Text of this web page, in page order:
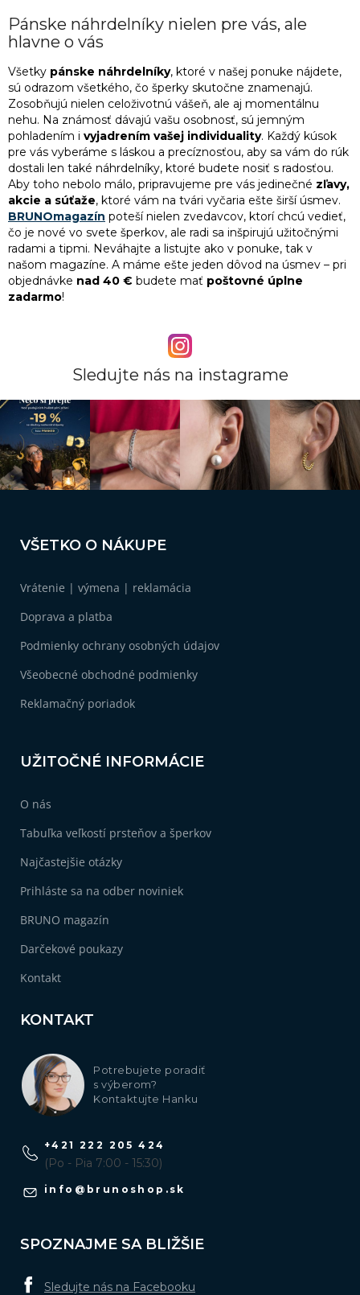
Vianočné darčeky pre ženy 5
Pánske náhrdelníky nielen pre vás, ale
hlavne o vás
Všetky pánske náhrdelníky, ktoré v našej ponuke nájdete,
sú odrazom všetkého, čo šperky skutočne znamenajú.
Zosobňujú nielen celoživotnú vášeň, ale aj momentálnu
nehu. Na známosť dávajú vašu osobnosť, sú jemným
pohladením i vyjadrením vašej individuality. Každý kúsok
pre vás vyberáme s láskou a precíznosťou, aby sa vám do rúk
dostali len také náhrdelníky, ktoré budete nosiť s radosťou.
Aby toho nebolo málo, pripravujeme pre vás jedinečné zľavy,
akcie a súťaže, ktoré vám na tvári vyčaria ešte širší úsmev.
BRUNOmagazín poteší nielen zvedavcov, ktorí chcú vedieť,
čo je nové vo svete šperkov, ale radi sa inšpirujú užitočnými
radami a tipmi. Neváhajte a listujte ako v ponuke, tak v
našom magazíne. A máme ešte jeden dôvod na úsmev – pri
objednávke nad 40 € budete mať poštovné úplne
zadarmo!
Sledujte nás na instagrame
VŠETKO O NÁKUPE
Vrátenie | výmena | reklamácia
Doprava a platba
Podmienky ochrany osobných údajov
Všeobecné obchodné podmienky
Reklamačný poriadok
UŽITOČNÉ INFORMÁCIE
O nás
Tabuľka veľkostí prsteňov a šperkov
Najčastejšie otázky
Prihláste sa na odber noviniek
BRUNO magazín
Darčekové poukazy
Kontakt
KONTAKT
Potrebujete poradiť
s výberom?
Kontaktujte Hanku
info @ brunoshop.sk
+421 222 205 424
(Po - Pia 7:00 - 15:30)
SPOZNAJME SA BLIŽŠIE
Sledujte nás na Facebooku